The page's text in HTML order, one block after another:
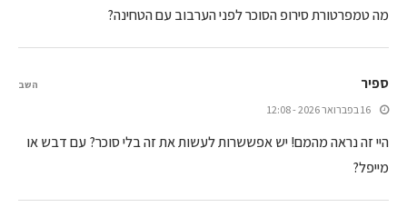
מה טמפרטורת סירופ הסוכר לפני הערבוב עם הטחינה?
ספיר
16 בפברואר 2026 - 12:08
היי זה נראה מהמם! יש אפששרות לעשות את זה בלי סוכר? עם דבש או
מייפל?
השב